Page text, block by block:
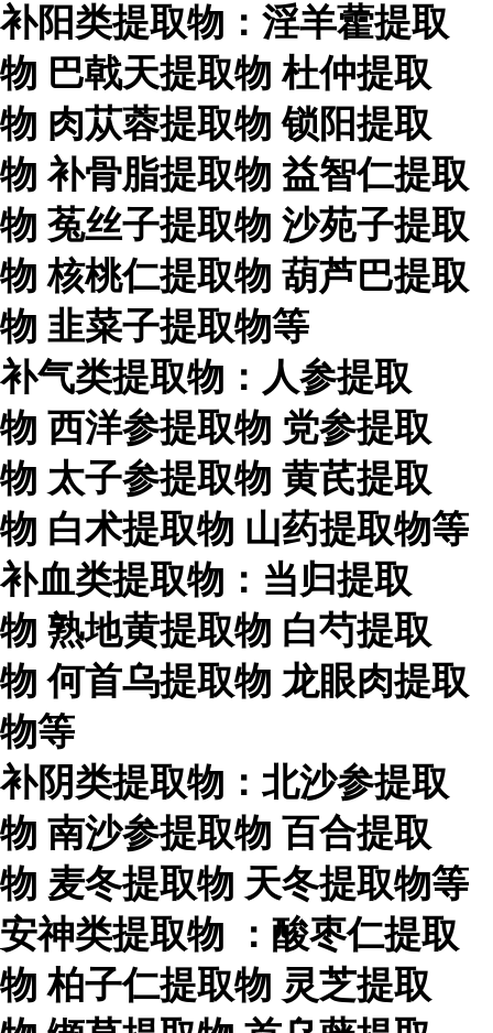
补阳类提取物：淫羊藿提取
物 巴戟天提取物 杜仲提取
物 肉苁蓉提取物 锁阳提取
物 补骨脂提取物 益智仁提取
物 菟丝子提取物 沙苑子提取
物 核桃仁提取物 葫芦巴提取
物 韭菜子提取物等
补气类提取物：人参提取
物 西洋参提取物 党参提取
物 太子参提取物 黄芪提取
物 白术提取物 山药提取物等
补血类提取物：当归提取
物 熟地黄提取物 白芍提取
物 何首乌提取物 龙眼肉提取
物等
补阴类提取物：北沙参提取
物 南沙参提取物 百合提取
物 麦冬提取物 天冬提取物等
安神类提取物
：酸枣仁提取
物 柏子仁提取物 灵芝提取